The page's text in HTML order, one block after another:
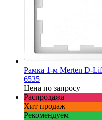
Рамка 1-м Merten D-
6535
Цена по запросу
Распродажа
Хит продаж
Рекомендуем